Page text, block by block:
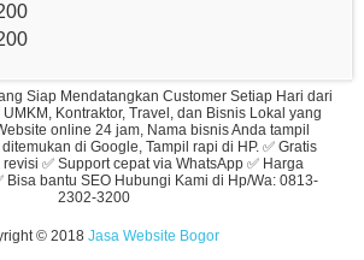
Siap Mendatangkan Customer Setiap Hari dari
Kontraktor, Travel, dan Bisnis Lokal yang
online 24 jam, Nama bisnis Anda tampil
di Google, Tampil rapi di HP. ✅ Gratis
revisi ✅ Support cepat via WhatsApp ✅ Harga
Bisa bantu SEO Hubungi Kami di Hp/Wa: 0813-
2302-3200
© 2018 Jasa Website Bogor